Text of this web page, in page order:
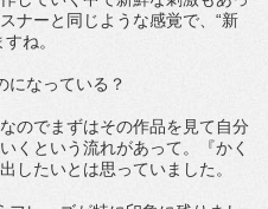
ナーと同じような感覚で、“新
ね。
になっている？
のでまずはその作品を見て自分
くという流れがあって。『かく
したいとは思っていました。